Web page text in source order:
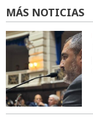
MÁS NOTICIAS